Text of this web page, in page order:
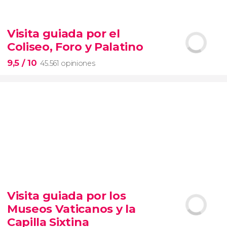
Contrastes de Nueva York
Visita guiada por el
Coliseo, Foro y Palatino
9,5 / 10 45.561 opiniones
visita guiada por el Coliseo, Foro y Palatino
tour
en español
Visita guiada por los
Museos Vaticanos y la
Capilla Sixtina